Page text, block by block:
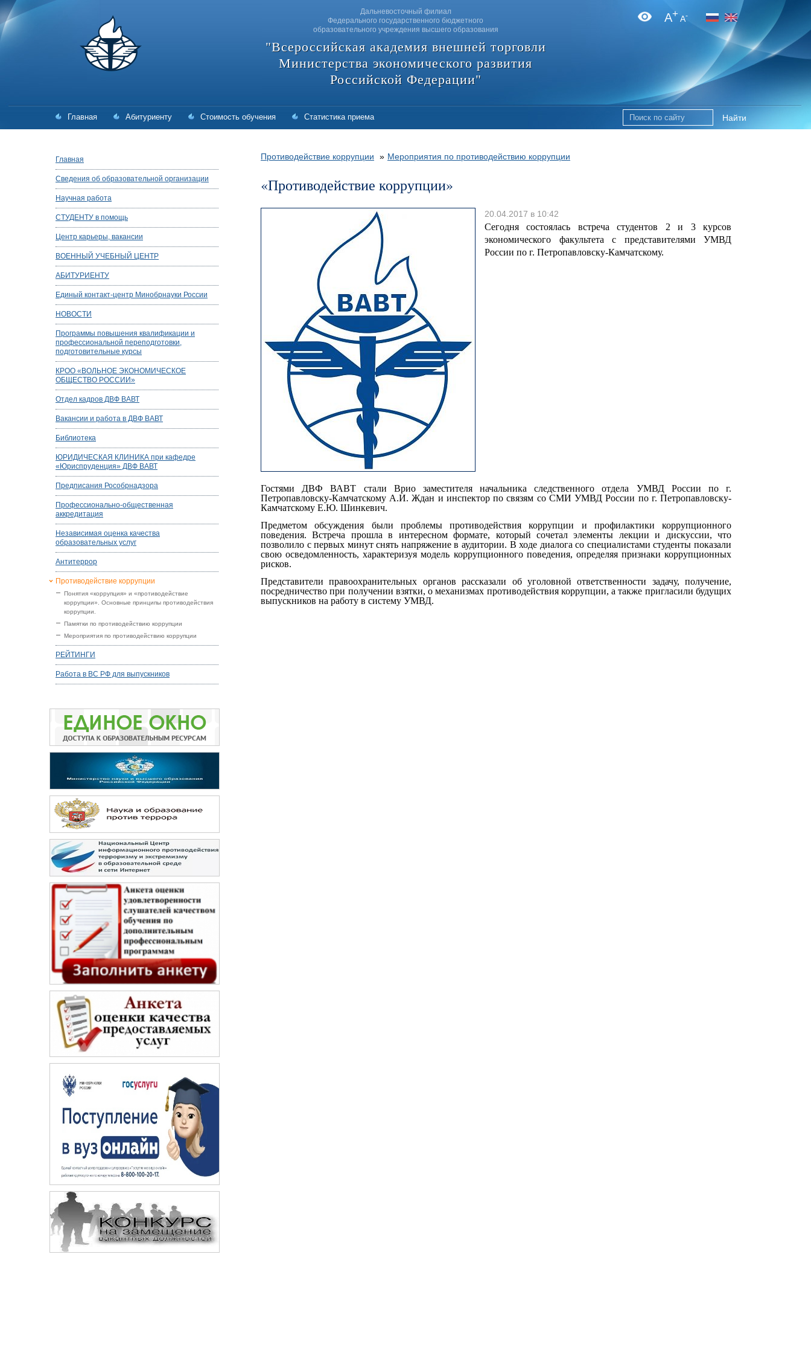
Дальневосточный филиал
Федерального государственного бюджетного
образовательного учреждения высшего образования
"Всероссийская академия внешней торговли
Министерства экономического развития
Российской Федерации"
Главная Абитуриенту Стоимость обучения Статистика приема Найти
A+A-
Главная
Сведения об образовательной организации
Научная работа
СТУДЕНТУ в помощь
Центр карьеры, вакансии
ВОЕННЫЙ УЧЕБНЫЙ ЦЕНТР
АБИТУРИЕНТУ
Единый контакт-центр Минобрнауки России
НОВОСТИ
Программы повышения квалификации и
профессиональной переподготовки,
подготовительные курсы
КРОО «ВОЛЬНОЕ ЭКОНОМИЧЕСКОЕ
ОБЩЕСТВО РОССИИ»
Отдел кадров ДВФ ВАВТ
Вакансии и работа в ДВФ ВАВТ
Библиотека
ЮРИДИЧЕСКАЯ КЛИНИКА при кафедре
«Юриспруденция» ДВФ ВАВТ
Предписания Рособрнадзора
Профессионально-общественная
аккредитация
Независимая оценка качества
образовательных услуг
Антитеррор
Противодействие коррупции
Понятия «коррупция» и «противодействие
коррупции». Основные принципы противодействия
коррупции.
Памятки по противодействию коррупции
Мероприятия по противодействию коррупции
РЕЙТИНГИ
Работа в ВС РФ для выпускников
Противодействие коррупции » Мероприятия по противодействию коррупции
«Противодействие коррупции»
20.04.2017 в 10:42
Сегодня состоялась встреча студентов 2 и 3 курсов
экономического факультета с представителями УМВД
России по г. Петропавловску-Камчатскому.
Гостями ДВФ ВАВТ стали Врио заместителя начальника следственного отдела УМВД России по г.
Петропавловску-Камчатскому А.И. Ждан и инспектор по связям со СМИ УМВД России по г. Петропавловску-
Камчатскому Е.Ю. Шинкевич.
Предметом обсуждения были проблемы противодействия коррупции и профилактики коррупционного
поведения. Встреча прошла в интересном формате, который сочетал элементы лекции и дискуссии, что
позволило с первых минут снять напряжение в аудитории. В ходе диалога со специалистами студенты показали
свою осведомленность, характеризуя модель коррупционного поведения, определяя признаки коррупционных
рисков.
Представители правоохранительных органов рассказали об уголовной ответственности задачу, получение,
посредничество при получении взятки, о механизмах противодействия коррупции, а также пригласили будущих
выпускников на работу в систему УМВД.